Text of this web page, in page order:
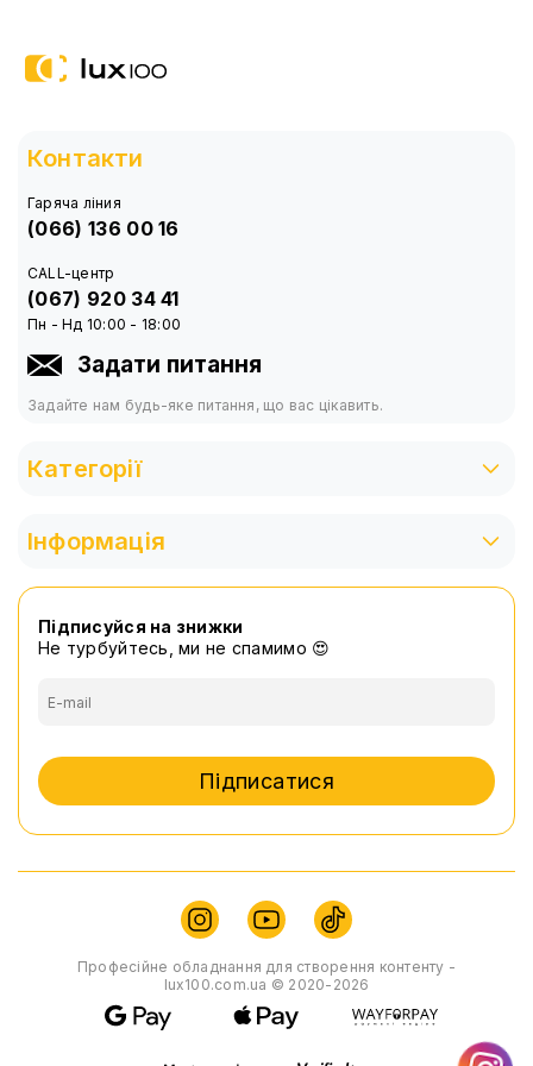
Контакти
Гаряча ліния
(066) 136 00 16
CALL-центр
(067) 920 34 41
Пн - Нд 10:00 - 18:00
Задати питання
Задайте нам будь-яке питання, що вас цікавить.
Категорії
Інформація
Підписуйся на знижки
Не турбуйтесь, ми не спамимо 😍
Підписатися
Професійне обладнання для створення контенту -
lux100.com.ua © 2020-2026